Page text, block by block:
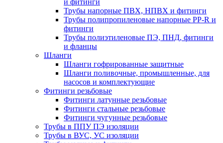
и фитинги
Трубы напорные ПВХ, НПВХ и фитинги
Трубы полипропиленовые напорные PP-R и
фитинги
Трубы полиэтиленовые ПЭ, ПНД, фитинги
и фланцы
Шланги
Шланги гофрированные защитные
Шланги поливочные, промышленные, для
насосов и комплектующие
Фитинги резьбовые
Фитинги латунные резьбовые
Фитинги стальные резьбовые
Фитинги чугунные резьбовые
Трубы в ППУ ПЭ изоляции
Трубы в ВУС, УС изоляции